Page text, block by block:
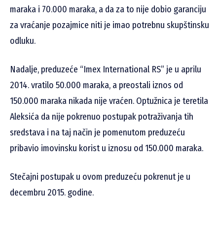
maraka i 70.000 maraka, a da za to nije dobio garanciju
za vraćanje pozajmice niti je imao potrebnu skupštinsku
odluku.
Nadalje, preduzeće “Imex International RS” je u aprilu
2014. vratilo 50.000 maraka, a preostali iznos od
150.000 maraka nikada nije vraćen. Optužnica je teretila
Aleksića da nije pokrenuo postupak potraživanja tih
sredstava i na taj način je pomenutom preduzeću
pribavio imovinsku korist u iznosu od 150.000 maraka.
Stečajni postupak u ovom preduzeću pokrenut je u
decembru 2015. godine.